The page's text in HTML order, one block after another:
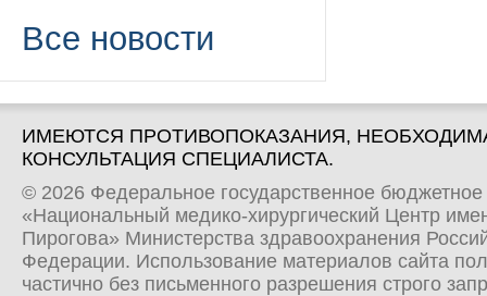
Все новости
ИМЕЮТСЯ ПРОТИВОПОКАЗАНИЯ,
КОНСУЛЬТАЦИЯ СПЕЦИАЛИСТА.
© 2026 Федеральное государственное
«Национальный медико-хирургический Центр
Пирогова» Министерства здравоохранения
Федерации. Использование материалов сайта
частично без письменного разрешения строго